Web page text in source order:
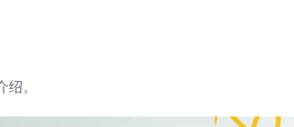
。